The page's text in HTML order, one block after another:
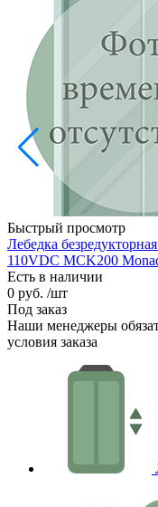
Быстрый просмотр
Лебедка
110VDC MCK200
Есть в наличии
0 руб. /шт
Под заказ
Наши менеджеры
условия заказа